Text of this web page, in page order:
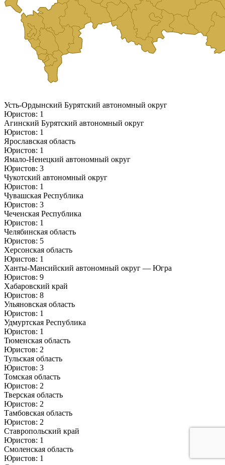
Усть-Ордынский Бурятский автономный округ
Юристов: 1
Агинский Бурятский автономный округ
Юристов: 1
Ярославская область
Юристов: 1
Ямало-Ненецкий автономный округ
Юристов: 3
Чукотский автономный округ
Юристов: 1
Чувашская Республика
Юристов: 3
Чеченская Республика
Юристов: 1
Челябинская область
Юристов: 5
Херсонская область
Юристов: 1
Ханты-Мансийский автономный округ — Югра
Юристов: 9
Хабаровский край
Юристов: 8
Ульяновская область
Юристов: 1
Удмуртская Республика
Юристов: 1
Тюменская область
Юристов: 2
Тульская область
Юристов: 3
Томская область
Юристов: 2
Тверская область
Юристов: 2
Тамбовская область
Юристов: 2
Ставропольский край
Юристов: 1
Смоленская область
Юристов: 1